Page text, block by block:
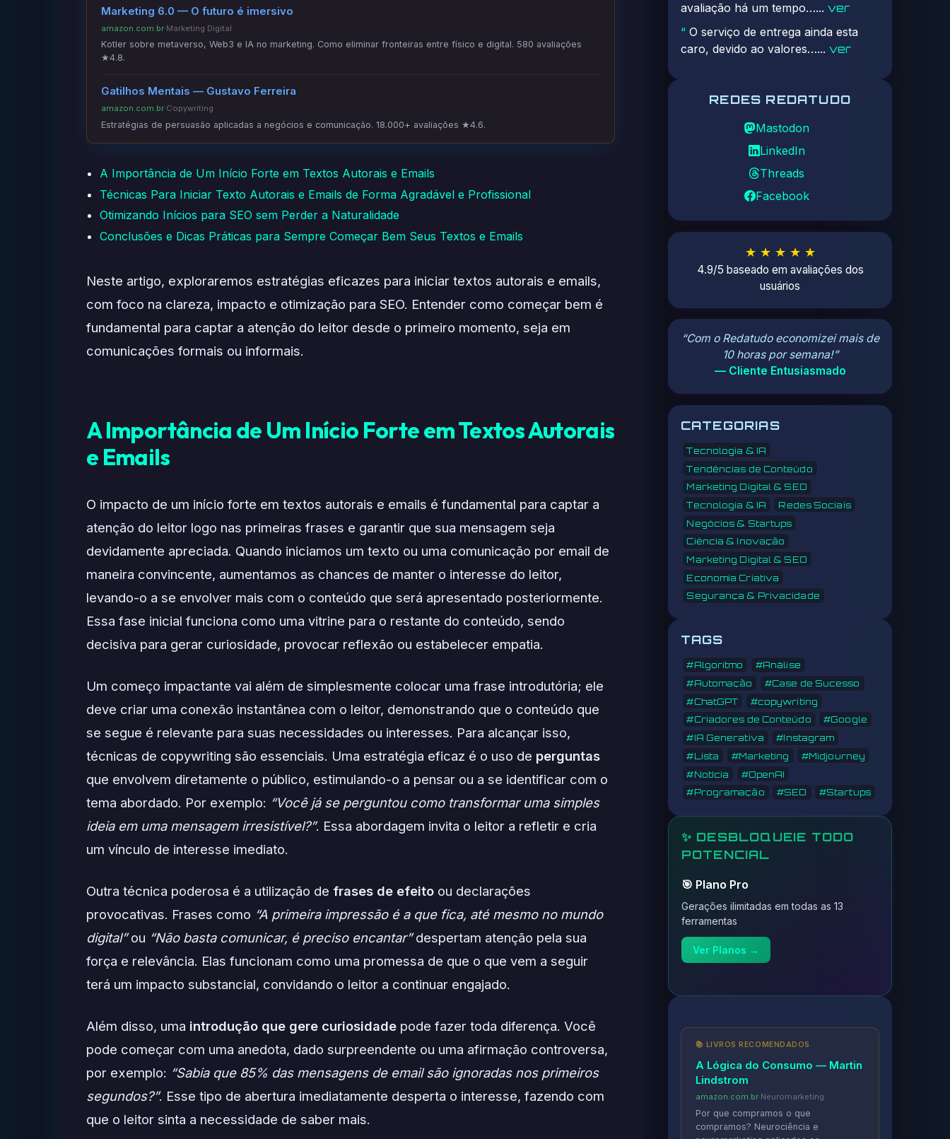
Marketing 6.0 — O futuro é imersivo
amazon.com.br·Marketing Digital
Kotler sobre metaverso, Web3 e IA no marketing. Como eliminar fronteiras entre físico e digital. 580 avaliações
★4.8.
Gatilhos Mentais — Gustavo Ferreira
amazon.com.br·Copywriting
Estratégias de persuasão aplicadas a negócios e comunicação. 18.000+ avaliações ★4.6.
A Importância de Um Início Forte em Textos Autorais e Emails
Técnicas Para Iniciar Texto Autorais e Emails de Forma Agradável e Profissional
Otimizando Inícios para SEO sem Perder a Naturalidade
Conclusões e Dicas Práticas para Sempre Começar Bem Seus Textos e Emails
Neste artigo, exploraremos estratégias eficazes para iniciar textos autorais e emails,
com foco na clareza, impacto e otimização para SEO. Entender como começar bem é
fundamental para captar a atenção do leitor desde o primeiro momento, seja em
comunicações formais ou informais.
A Importância de Um Início Forte em Textos Autorais
e Emails
O impacto de um início forte em textos autorais e emails é fundamental para captar a
atenção do leitor logo nas primeiras frases e garantir que sua mensagem seja
devidamente apreciada. Quando iniciamos um texto ou uma comunicação por email de
maneira convincente, aumentamos as chances de manter o interesse do leitor,
levando-o a se envolver mais com o conteúdo que será apresentado posteriormente.
Essa fase inicial funciona como uma vitrine para o restante do conteúdo, sendo
decisiva para gerar curiosidade, provocar reflexão ou estabelecer empatia.
Um começo impactante vai além de simplesmente colocar uma frase introdutória; ele
deve criar uma conexão instantânea com o leitor, demonstrando que o conteúdo que
se segue é relevante para suas necessidades ou interesses. Para alcançar isso,
técnicas de copywriting são essenciais. Uma estratégia eficaz é o uso de perguntas
que envolvem diretamente o público, estimulando-o a pensar ou a se identificar com o
tema abordado. Por exemplo: “Você já se perguntou como transformar uma simples
ideia em uma mensagem irresistível?”. Essa abordagem invita o leitor a refletir e cria
um vínculo de interesse imediato.
Outra técnica poderosa é a utilização de frases de efeito ou declarações
provocativas. Frases como “A primeira impressão é a que fica, até mesmo no mundo
digital”ou “Não basta comunicar, é preciso encantar”despertam atenção pela sua
força e relevância. Elas funcionam como uma promessa de que o que vem a seguir
terá um impacto substancial, convidando o leitor a continuar engajado.
Além disso, uma introdução que gere curiosidade pode fazer toda diferença. Você
pode começar com uma anedota, dado surpreendente ou uma afirmação controversa,
por exemplo: “Sabia que 85% das mensagens de email são ignoradas nos primeiros
segundos?”. Esse tipo de abertura imediatamente desperta o interesse, fazendo com
que o leitor sinta a necessidade de saber mais.
avaliação há um tempo…... ver
“O serviço de entrega ainda esta
caro, devido ao valores…... ver
REDES REDATUDO
Mastodon
LinkedIn
Threads
Facebook
★ ★ ★ ★ ★
4.9/5 baseado em avaliações dos
usuários
“Com o Redatudo economizei mais de
10 horas por semana!”
— Cliente Entusiasmado
CATEGORIAS
Tecnologia & IA
Tendências de Conteúdo
Marketing Digital & SEO
Tecnologia & IA
Redes Sociais
Negócios & Startups
Ciência & Inovação
Marketing Digital & SEO
Economia Criativa
Segurança & Privacidade
TAGS
#Algoritmo
#Análise
#Automação
#Case de Sucesso
#ChatGPT
#copywriting
#Criadores de Conteúdo
#Google
#IA Generativa
#Instagram
#Lista
#Marketing
#Midjourney
#Notícia
#OpenAI
#Programação
#SEO #Startups
✨ DESBLOQUEIE TODO
POTENCIAL
🎯 Plano Pro
Gerações ilimitadas em todas as 13
ferramentas
Ver Planos →
📚 LIVROS RECOMENDADOS
A Lógica do Consumo — Martin
Lindstrom
amazon.com.br·Neuromarketing
Por que compramos o que
compramos? Neurociência e